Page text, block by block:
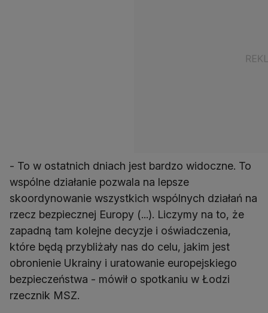
- To w ostatnich dniach jest bardzo widoczne. To
wspólne działanie pozwala na lepsze
skoordynowanie wszystkich wspólnych działań na
rzecz bezpiecznej Europy (...). Liczymy na to, że
zapadną tam kolejne decyzje i oświadczenia,
które będą przybliżały nas do celu, jakim jest
obronienie Ukrainy i uratowanie europejskiego
bezpieczeństwa - mówił o spotkaniu w Łodzi
rzecznik MSZ.